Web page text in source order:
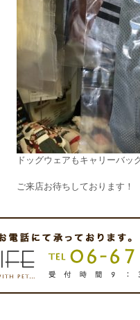
ドッグウェアもキャリーバッ
ご来店お待ちしております！